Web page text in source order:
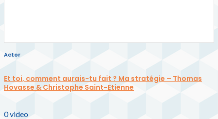
Actor
Et toi, comment aurais-tu fait ? Ma stratégie – Thomas
Hovasse & Christophe Saint-Etienne
0video